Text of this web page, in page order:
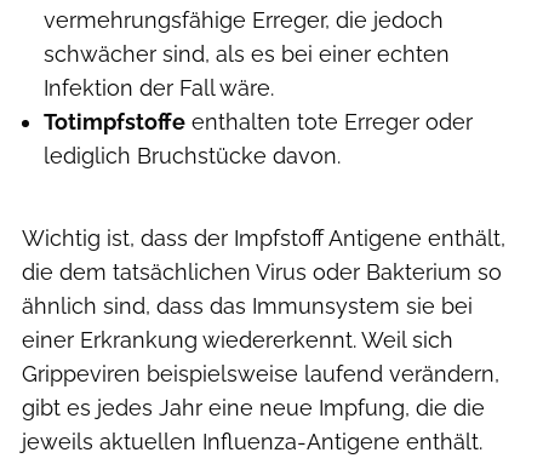
vermehrungsfähige Erreger, die jedoch
schwächer sind, als es bei einer echten
Infektion der Fall wäre.
Totimpfstoffe enthalten tote Erreger oder
lediglich Bruchstücke davon.
Wichtig ist, dass der Impfstoff Antigene enthält,
die dem tatsächlichen Virus oder Bakterium so
ähnlich sind, dass das Immunsystem sie bei
einer Erkrankung wiedererkennt. Weil sich
Grippeviren beispielsweise laufend verändern,
gibt es jedes Jahr eine neue Impfung, die die
jeweils aktuellen Influenza-Antigene enthält.